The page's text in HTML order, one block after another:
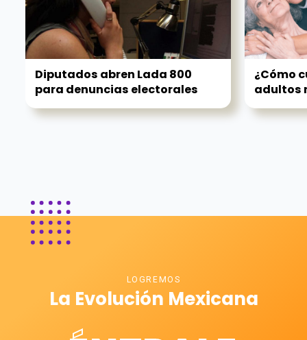
Diputados abren Lada 800
para denuncias electorales
¿Cómo
adultos
LOGREMOS
La Evolución Mexicana